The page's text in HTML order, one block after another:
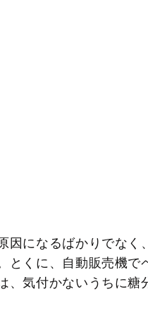
因になるばかりでな
とくに、自動販売機で
、気付かないうちに